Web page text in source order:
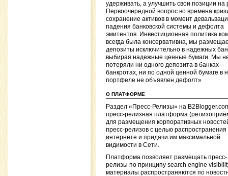
удерживать, а улучшить свои позиции на
Первоочередной вопрос во времена
сохранение активов в момент
падения банковской системы и дефолта
эмитентов. Инвестиционная политика
всегда была консервативна, мы
депозиты исключительно в надежных
выбирая надежные ценные бумаги. Мы
потеряли ни одного депозита в банках-
банкротах, ни по одной ценной бумаге в
портфеле не объявлен дефолт»
О ПЛАТФОРМЕ
Раздел «Пресс-Релизы» на
пресс-релизная платформа
для размещения корпоративных
пресс-релизов с целью распространения
интернете и придачи им максимальной
видимости в Сети.
Платформа позволяет размещать пресс-
релизы по принципу search engine
материалы распространяются по